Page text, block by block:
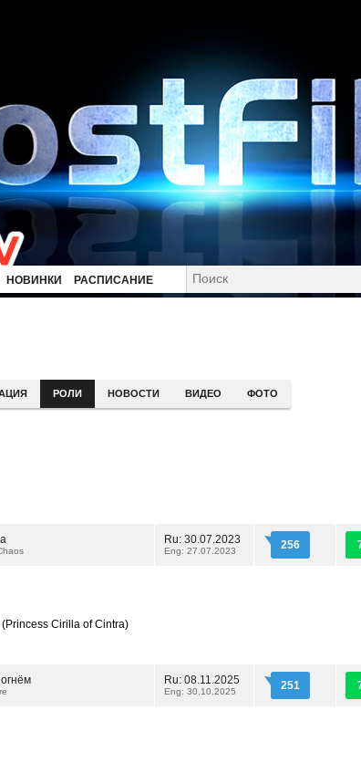
НОВИНКИ РАСПИСАНИЕ
РОЛИ НОВОСТИ ВИДЕО ФОТО
Ru: 30.07.2023
Eng: 27.07.2023 256
(Princess Cirilla of Cintra)
Ru: 08.11.2025
Eng: 30.10.2025 251